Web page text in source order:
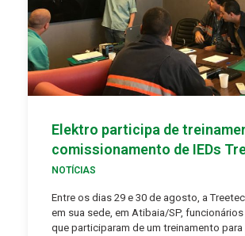
Elektro participa de
comissionamento de IEDs
NOTÍCIAS
Entre os dias 29 e 30 de agosto, a
em sua sede, em Atibaia/SP,
que participaram de um treinamento para